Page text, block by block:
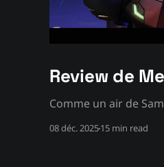
Review de
Comme un air de
08 déc. 202515 min read